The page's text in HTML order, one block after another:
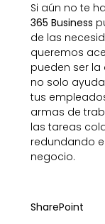
Si aún no te
365 Business
de las
queremos
pueden ser la
no solo
tus
armas de
las tareas
redundando
negocio.
SharePoint